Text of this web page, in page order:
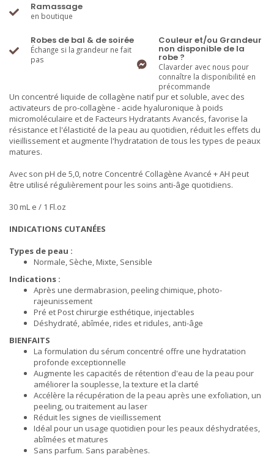
Ramassage
en boutique
Robes de bal & de soirée
Échange si la grandeur ne fait
pas
Couleur et/ou Grandeur
non disponible de la
robe ?
Clavarder avec nous pour
connaître la disponibilité en
précommande
Un concentré liquide de collagène natif pur et soluble, avec des
activateurs de pro-collagène - acide hyaluronique à poids
micromoléculaire et de Facteurs Hydratants Avancés, favorise la
résistance et l'élasticité de la peau au quotidien, réduit les effets du
vieillissement et augmente l'hydratation de tous les types de peaux
matures.
Avec son pH de 5,0, notre Concentré Collagène Avancé + AH peut
être utilisé régulièrement pour les soins anti-âge quotidiens.
30 mL e / 1 Fl.oz
INDICATIONS CUTANÉES
Types de peau :
Normale, Sèche, Mixte, Sensible
Indications :
Après une dermabrasion, peeling chimique, photo-
rajeunissement
Pré et Post chirurgie esthétique, injectables
Déshydraté, abîmée, rides et ridules, anti-âge
BIENFAITS
La formulation du sérum concentré offre une hydratation
profonde exceptionnelle
Augmente les capacités de rétention d'eau de la peau pour
améliorer la souplesse, la texture et la clarté
Accélère la récupération de la peau après une exfoliation, un
peeling, ou traitement au laser
Réduit les signes de vieillissement
Idéal pour un usage quotidien pour les peaux déshydratées,
abîmées et matures
Sans parfum. Sans parabènes.